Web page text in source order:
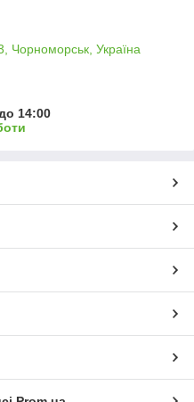
Чорноморськ, Україна
14:00